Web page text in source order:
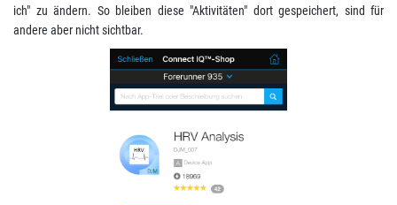
ich" zu ändern. So bleiben diese "Aktivitäten" dort gespeichert, sind für
andere aber nicht sichtbar.